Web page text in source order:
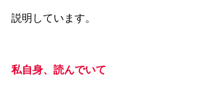
説明しています。
私自身、読んでいて